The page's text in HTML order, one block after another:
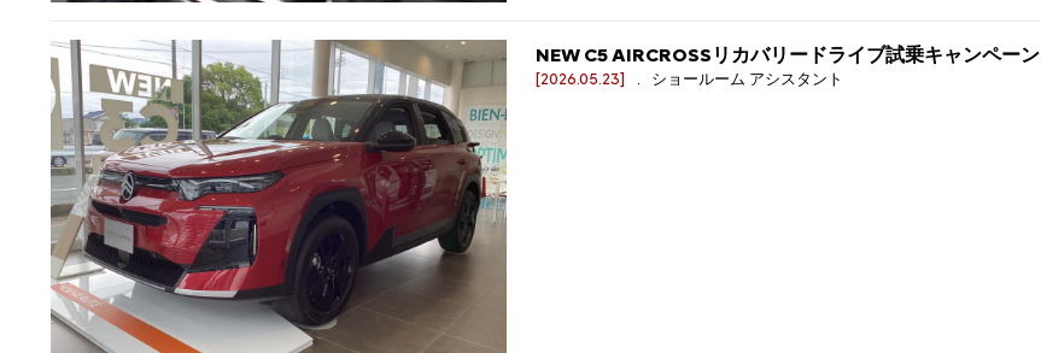
NEW C5 AIRCROSSリカバリードライブ試乗キャンペーン
[2026.05.23] . ショールーム アシスタント